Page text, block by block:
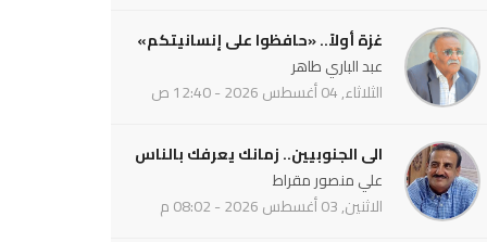
غزة أولاً.. «حافظوا على إنسانيتكم»
عبد الباري طاهر
الثلاثاء, 04 أغسطس 2026 - 12:40 ص
الى الجنوبيين.. زمانك يعرفك بالناس
علي منصور مقراط
الاثنين, 03 أغسطس 2026 - 08:02 م